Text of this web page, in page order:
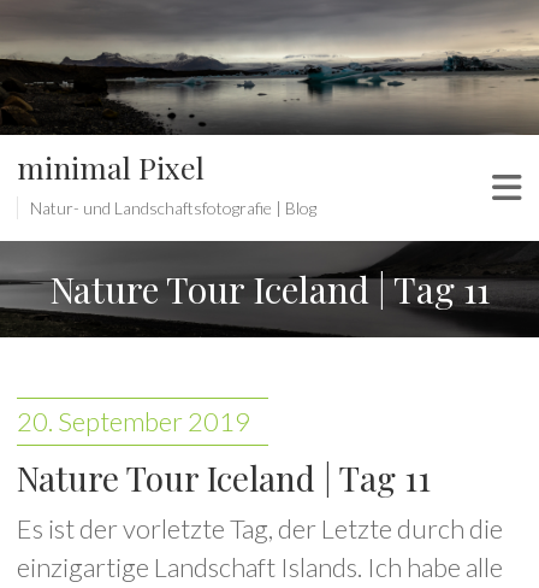
minimal Pixel
Natur- und Landschaftsfotografie | Blog
Nature Tour Iceland | Tag 11
20. September 2019
Nature Tour Iceland | Tag 11
Es ist der vorletzte Tag, der Letzte durch die
einzigartige Landschaft Islands. Ich habe alle